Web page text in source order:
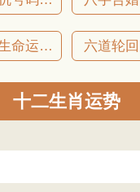
一生命运详批 六道轮回
十二生肖运势